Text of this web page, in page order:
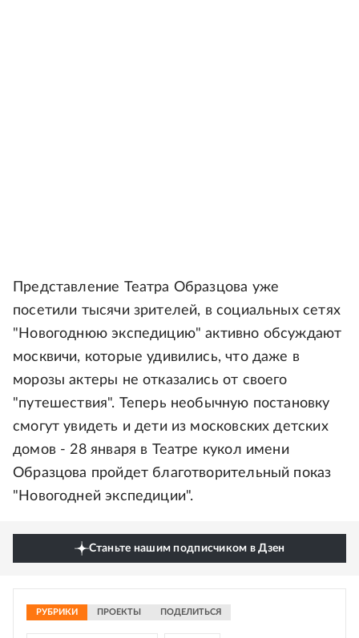
Представление Театра Образцова уже
посетили тысячи зрителей, в социальных сетях
"Новогоднюю экспедицию" активно обсуждают
москвичи, которые удивились, что даже в
морозы актеры не отказались от своего
"путешествия". Теперь необычную постановку
смогут увидеть и дети из московских детских
домов - 28 января в Театре кукол имени
Образцова пройдет благотворительный показ
"Новогодней экспедиции".
Станьте нашим подписчиком в Дзен
РУБРИКИ ПРОЕКТЫ ПОДЕЛИТЬСЯ